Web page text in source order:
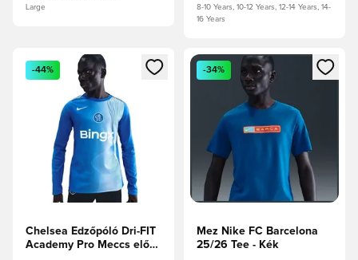
Large
8-10 Years, 10-12 Years, 12-14 Years, 14-
16 Years
Megnyit egy modált a bejelentkezéshez vagy a tagként
-44%
Chelsea Edzőpóló Dri-FIT
Academy Pro Meccs előtti
Megnyit egy modált a
-34%
Mez Nike FC Barcelona
25/26 Tee - Kék